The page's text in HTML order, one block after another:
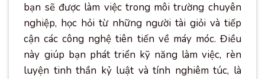
bạn sẽ được làm việc trong môi trường chuyên
nghiệp, học hỏi từ những người tài giỏi và tiếp
cận các công nghệ tiên tiến về máy móc. Điều
này giúp bạn phát triển kỹ năng làm việc, rèn
luyện tinh thần kỷ luật và tính nghiêm túc, là